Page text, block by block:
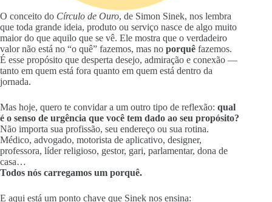
O conceito do Círculo de Ouro, de Simon Sinek, nos lembra
que toda grande ideia, produto ou serviço nasce de algo muito
maior do que aquilo que se vê. Ele mostra que o verdadeiro
valor não está no “o quê” fazemos, mas no porquê fazemos.
É esse propósito que desperta desejo, admiração e conexão —
tanto em quem está fora quanto em quem está dentro da
jornada.
Mas hoje, quero te convidar a um outro tipo de reflexão: qual
é o senso de urgência que você tem dado ao seu propósito?
Não importa sua profissão, seu endereço ou sua rotina.
Médico, advogado, motorista de aplicativo, designer,
professora, líder religioso, gestor, gari, parlamentar, dona de
casa…
Todos nós carregamos um porquê.
E aqui está um ponto chave que Sinek nos ensina: